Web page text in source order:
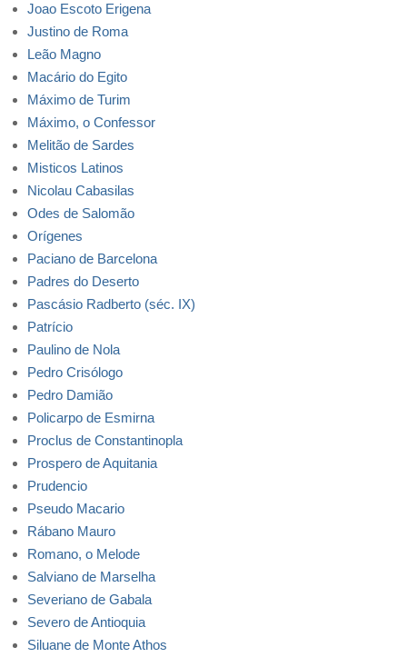
Joao Escoto Erigena
Justino de Roma
Leão Magno
Macário do Egito
Máximo de Turim
Máximo, o Confessor
Melitão de Sardes
Misticos Latinos
Nicolau Cabasilas
Odes de Salomão
Orígenes
Paciano de Barcelona
Padres do Deserto
Pascásio Radberto (séc. IX)
Patrício
Paulino de Nola
Pedro Crisólogo
Pedro Damião
Policarpo de Esmirna
Proclus de Constantinopla
Prospero de Aquitania
Prudencio
Pseudo Macario
Rábano Mauro
Romano, o Melode
Salviano de Marselha
Severiano de Gabala
Severo de Antioquia
Siluane de Monte Athos